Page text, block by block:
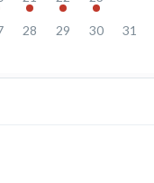
28 29 30 31